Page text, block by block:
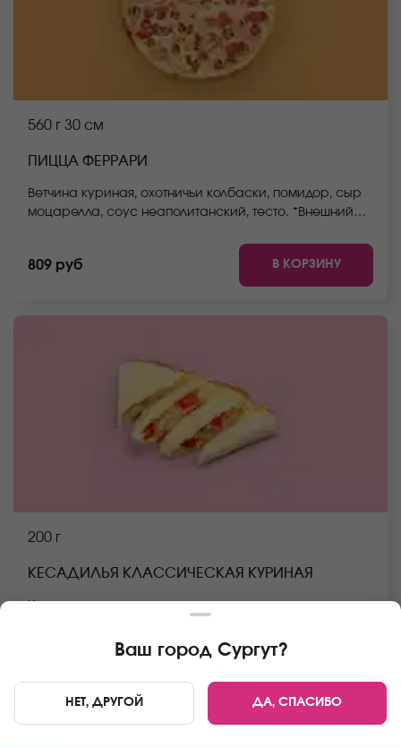
560 г 30 см
ПИЦЦА ФЕРРАРИ
Ветчина куриная, охотничьи колбаски, помидор, сыр
моцарелла, соус неаполитанский, тесто. *Внешний
809 руб В КОРЗИНУ
200 г
КЕСАДИЛЬЯ КЛАССИЧЕСКАЯ КУРИНАЯ
Ваш город Сургут?
НЕТ, ДРУГОЙ ДА, СПАСИБО